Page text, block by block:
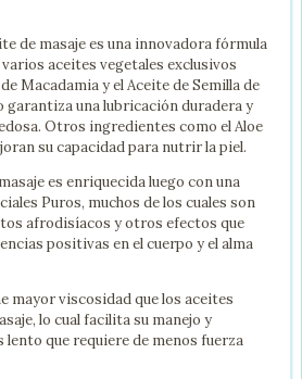
de masaje es una innovadora fórmula
aceites vegetales exclusivos
Macadamia y el Aceite de Semilla de
garantiza una lubricación duradera y
Otros ingredientes como el Aloe
su capacidad para nutrir la piel.
es enriquecida luego con una
Puros, muchos de los cuales son
afrodisíacos y otros efectos que
positivas en el cuerpo y el alma
mayor viscosidad que los aceites
lo cual facilita su manejo y
lento que requiere de menos fuerza